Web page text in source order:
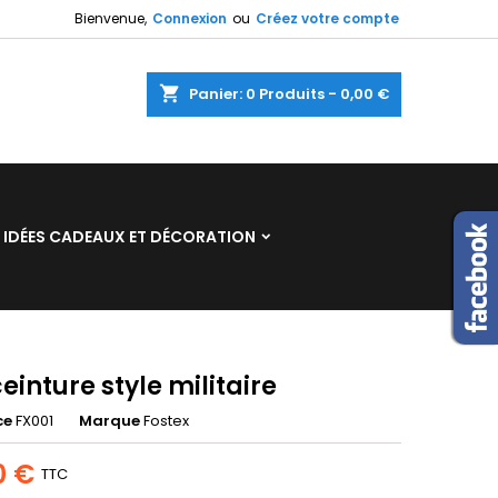
Bienvenue, Connexion ou Créez votre compte
shopping_cart Panier: 0 Produits - 0,00 €
IDÉES CADEAUX ET DÉCORATION
style militaire
FX001 MarqueFostex
€ TTC